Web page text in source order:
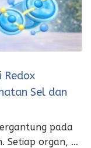
Redox
Sel dan
pada
Setiap organ, …